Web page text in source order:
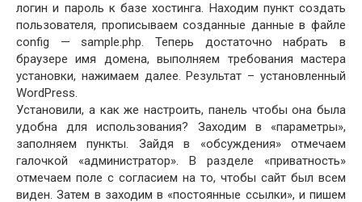
логин и пароль к базе хостинга. Находим пункт создать
пользователя, прописываем созданные данные в файле
config — sample.php. Теперь достаточно набрать в
браузере имя домена, выполняем требования мастера
установки, нажимаем далее. Результат – установленный
WordPress.
Установили, а как же настроить, панель чтобы она была
удобна для использования? Заходим в «параметры»,
заполняем пункты. Зайдя в «обсуждения» отмечаем
галочкой «администратор». В разделе «приватность»
отмечаем поле с согласием на то, чтобы сайт был всем
виден. Затем в заходим в «постоянные ссылки», и пишем